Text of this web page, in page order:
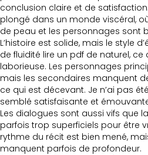
conclusion claire et de
plongé dans un monde viscéral,
de peau et les personnages sont
L’histoire est solide, mais le style
de fluidité lire un pdf de naturel,
laborieuse. Les personnages
mais les secondaires manquent
ce qui est décevant. Je n’ai pas
semblé satisfaisante et
Les dialogues sont aussi vifs que
parfois trop superficiels pour être
rythme du récit est bien mené,
manquent parfois de profondeur.